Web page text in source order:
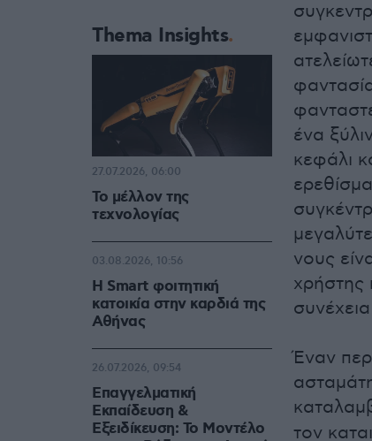
ένα
κεφάλι
νους
χρήστης
Έναν
τον
Thema Insights
Το μέλλον της
τεχνολογίας
27.07.2026, 06:00
Η Smart φοιτητική
κατοικία στην καρδιά της
Αθήνας
03.08.2026, 10:56
Επαγγελματική
Εκπαίδευση &
Εξειδίκευση: Το Mοντέλο
26.07.2026, 09:54